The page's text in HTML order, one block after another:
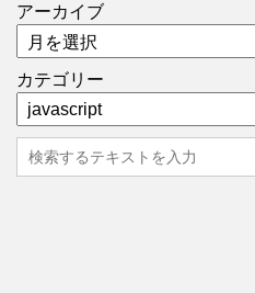
アーカイブ
カテゴリー